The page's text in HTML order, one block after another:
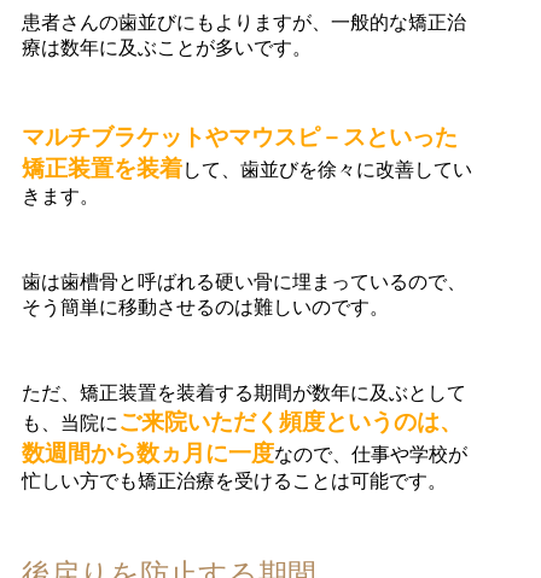
患者さんの歯並びにもよりますが、一般的な矯正治
療は数年に及ぶことが多いです。
マルチブラケットやマウスピ－スといった
矯正装置を装着して、歯並びを徐々に改善してい
きます。
歯は歯槽骨と呼ばれる硬い骨に埋まっているので、
そう簡単に移動させるのは難しいのです。
ただ、矯正装置を装着する期間が数年に及ぶとして
も、当院に ご来院いただく頻度というのは、
数週間から数ヵ月に一度なので、仕事や学校が
忙しい方でも矯正治療を受けることは可能です。